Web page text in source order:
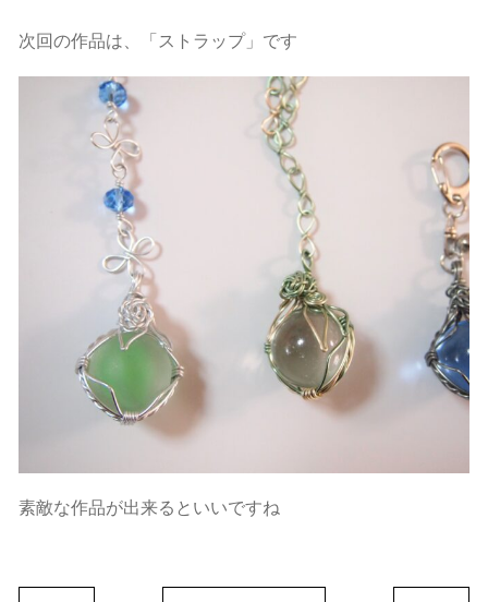
次回の作品は、「ストラップ」です
素敵な作品が出来るといいですね